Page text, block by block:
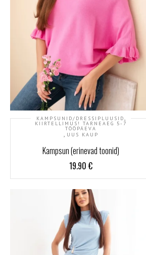
KAMPSUNID/DRESSIPLUUSID,
KIIRTELLIMUS! TARNEAEG 5-7
TÖÖPÄEVA
, UUS KAUP
Kampsun (erinevad toonid)
19.90 €